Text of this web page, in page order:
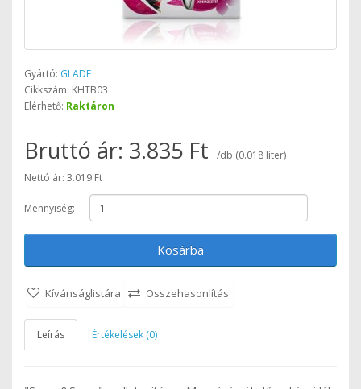
Gyártó: GLADE
Cikkszám: KHTB03
Elérhető: Raktáron
Bruttó ár: 3.835 Ft
/db (0.018 liter)
Nettó ár: 3.019 Ft
Mennyiség:
Kosárba
Kívánságlistára Összehasonlítás
Leírás Értékelések (0)